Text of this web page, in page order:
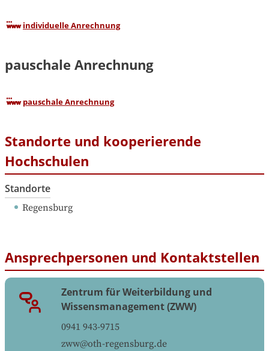
individuelle Anrechnung
pauschale Anrechnung
pauschale Anrechnung
Standorte und kooperierende
Hochschulen
Standorte
Regensburg
Ansprechpersonen und Kontaktstellen
Zentrum für Weiterbildung und
Wissensmanagement (ZWW)
0941 943-9715
zww@oth-regensburg.de